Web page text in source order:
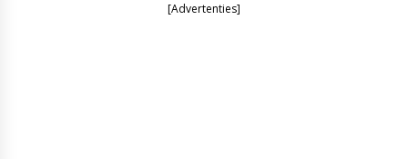
[Advertenties]